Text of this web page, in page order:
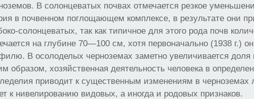
В солонцеватых почвах отмечается резкое
в почвенном поглощающем комплексе, в результате они
солонцеватых, так как типичное для этого рода почв
на глубине 70—100 см, хотя первоначально (1938 г.)
В осолоделых черноземах заметно увеличивается доля
образом, хозяйственная деятельность человека в
приводит к существенным изменениям в черноземах
к нивелированию видовых, а иногда и родовых признаков.